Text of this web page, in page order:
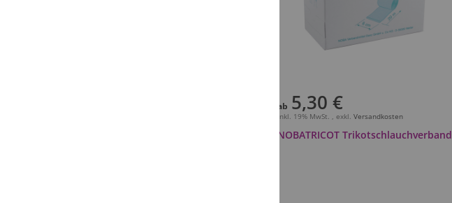
ab 5,30 €
Inkl. 19% MwSt. , exkl. Versandkosten
NOBATRICOT Trikotschlauchverband